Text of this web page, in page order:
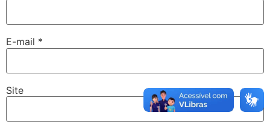
E-mail *
Site